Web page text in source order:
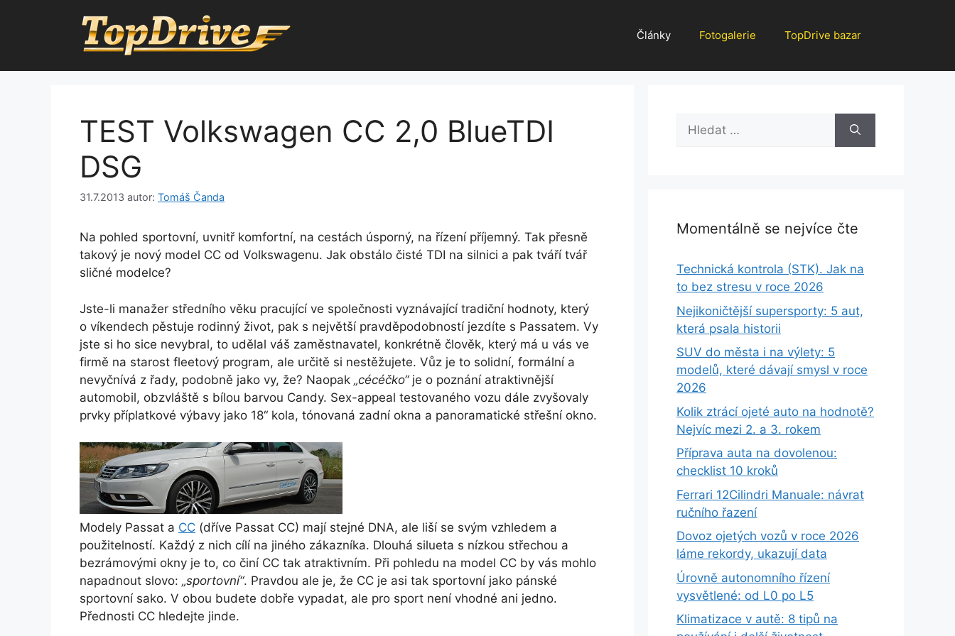
Články Fotogalerie TopDrive bazar
TEST Volkswagen CC 2,0 BlueTDI
DSG
31.7.2013 autor: Tomáš Čanda
Na pohled sportovní, uvnitř komfortní, na cestách úsporný, na řízení příjemný. Tak přesně
takový je nový model CC od Volkswagenu. Jak obstálo čisté TDI na silnici a pak tváří tvář
sličné modelce?
Jste-li manažer středního věku pracující ve společnosti vyznávající tradiční hodnoty, který
o víkendech pěstuje rodinný život, pak s největší pravděpodobností jezdíte s Passatem. Vy
jste si ho sice nevybral, to udělal váš zaměstnavatel, konkrétně člověk, který má u vás ve
firmě na starost fleetový program, ale určitě si nestěžujete. Vůz je to solidní, formální a
nevyčnívá z řady, podobně jako vy, že? Naopak „cécéčko“je o poznání atraktivnější
automobil, obzvláště s bílou barvou Candy. Sex-appeal testovaného vozu dále zvyšovaly
prvky příplatkové výbavy jako 18“ kola, tónovaná zadní okna a panoramatické střešní okno.
Modely Passat a CC (dříve Passat CC) mají stejné DNA, ale liší se svým vzhledem a
použitelností. Každý z nich cílí na jiného zákazníka. Dlouhá silueta s nízkou střechou a
bezrámovými okny je to, co činí CC tak atraktivním. Při pohledu na model CC by vás mohlo
napadnout slovo: „sportovní“. Pravdou ale je, že CC je asi tak sportovní jako pánské
sportovní sako. V obou budete dobře vypadat, ale pro sport není vhodné ani jedno.
Přednosti CC hledejte jinde.
Hledat:
Momentálně se nejvíce čte
Technická kontrola (STK). Jak na
to bez stresu v roce 2026
Nejikoničtější supersporty: 5 aut,
která psala historii
SUV do města i na výlety: 5
modelů, které dávají smysl v roce
2026
Kolik ztrácí ojeté auto na hodnotě?
Nejvíc mezi 2. a 3. rokem
Příprava auta na dovolenou:
checklist 10 kroků
Ferrari 12Cilindri Manuale: návrat
ručního řazení
Dovoz ojetých vozů v roce 2026
láme rekordy, ukazují data
Úrovně autonomního řízení
vysvětlené: od L0 po L5
Klimatizace v autě: 8 tipů na